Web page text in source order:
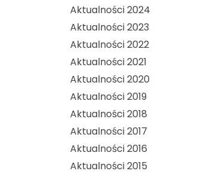
Aktualności 2024
Aktualności 2023
Aktualności 2022
Aktualności 2021
Aktualności 2020
Aktualności 2019
Aktualności 2018
Aktualności 2017
Aktualności 2016
Aktualności 2015